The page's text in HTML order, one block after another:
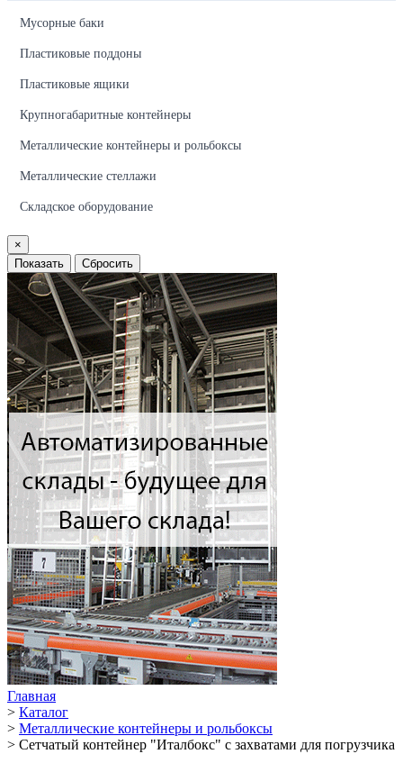
Мусорные баки
Пластиковые поддоны
Пластиковые ящики
Крупногабаритные контейнеры
Металлические контейнеры и рольбоксы
Металлические стеллажи
Складское оборудование
×
Показать
Сбросить
Главная
> Каталог
> Металлические контейнеры и рольбоксы
> Сетчатый контейнер "Италбокс" с захватами для погрузчика